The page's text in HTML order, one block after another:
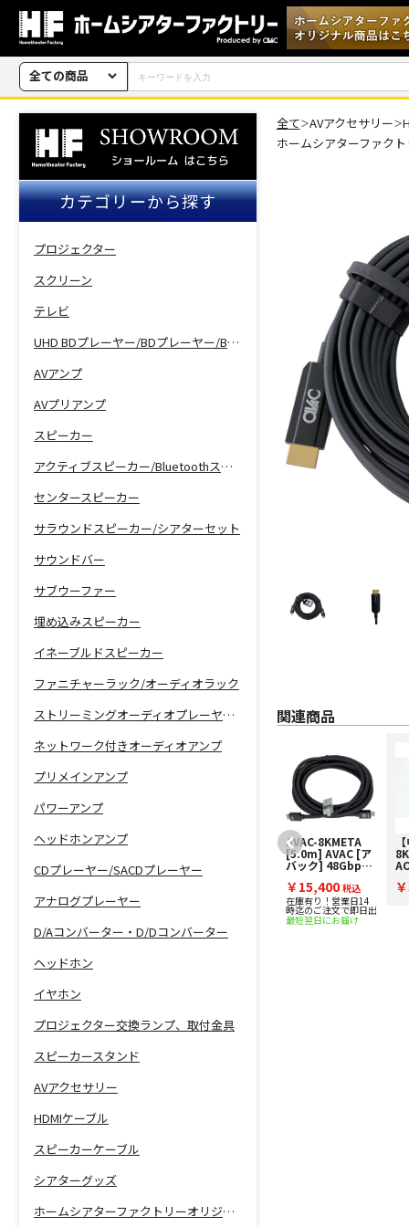
全ての商品
カテゴリーから探す
プロジェクター
スクリーン
テレビ
UHD BDプレーヤー/BDプレーヤー/BDレコーダー
AVアンプ
AVプリアンプ
スピーカー
アクティブスピーカー/Bluetoothスピーカー
センタースピーカー
サラウンドスピーカー/シアターセット
サウンドバー
サブウーファー
埋め込みスピーカー
イネーブルドスピーカー
ファニチャーラック/オーディオラック
ストリーミングオーディオプレーヤー/ネットワーク機能付きCDプレーヤー
ネットワーク付きオーディオアンプ
プリメインアンプ
パワーアンプ
ヘッドホンアンプ
CDプレーヤー/SACDプレーヤー
アナログプレーヤー
D/Aコンバーター・D/Dコンバーター
ヘッドホン
イヤホン
プロジェクター交換ランプ、取付金具
スピーカースタンド
AVアクセサリー
HDMIケーブル
スピーカーケーブル
シアターグッズ
ホームシアターファクトリーオリジナル商品
全て＞AVアクセサリー＞
ホームシアターファク
関連商品
AOC/10.0m【コ
ード01-10044】
AVAC-8KMETA
[5.0m] AVAC [ア
バック] 48Gbps
対応HDMIケーブ
ル
￥15,400 税込
在庫有り！営業日14
時迄のご注文で即日出
最短翌日にお届け